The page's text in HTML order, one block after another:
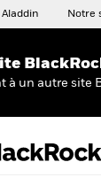
Aladdin Notre
à un autre site